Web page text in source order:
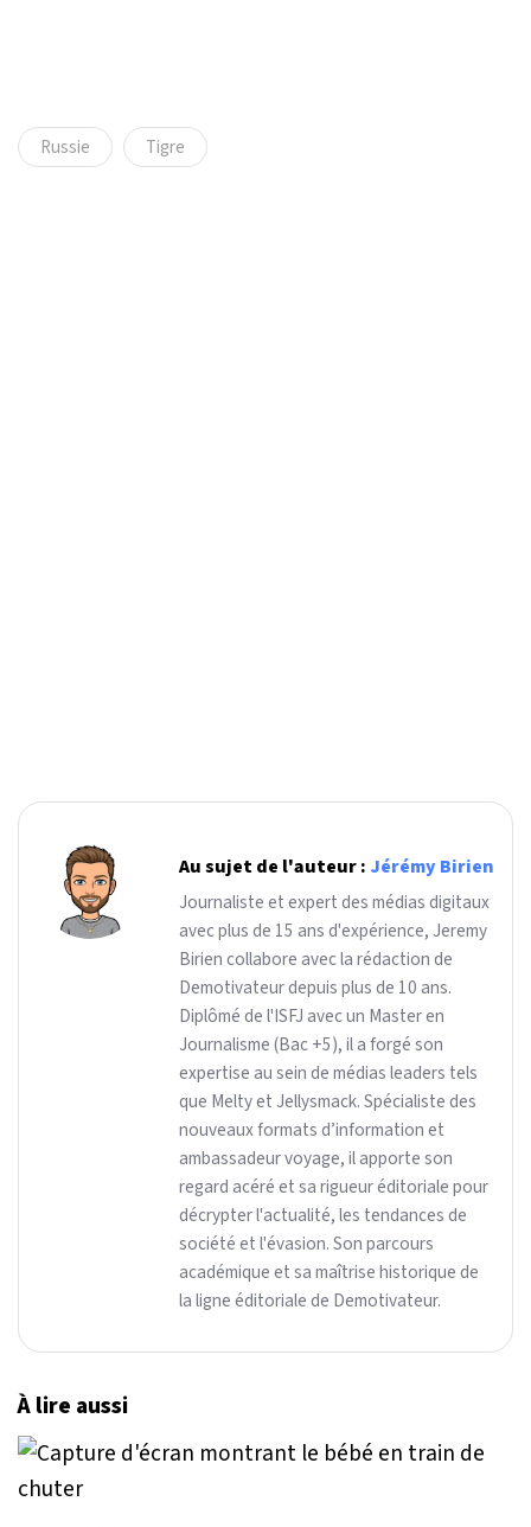
Russie Tigre
Au sujet de l'auteur : Jérémy Birien
Journaliste et expert des médias digitaux
avec plus de 15 ans d'expérience, Jeremy
Birien collabore avec la rédaction de
Demotivateur depuis plus de 10 ans.
Diplômé de l'ISFJ avec un Master en
Journalisme (Bac +5), il a forgé son
expertise au sein de médias leaders tels
que Melty et Jellysmack. Spécialiste des
nouveaux formats d’information et
ambassadeur voyage, il apporte son
regard acéré et sa rigueur éditoriale pour
décrypter l'actualité, les tendances de
société et l'évasion. Son parcours
académique et sa maîtrise historique de
la ligne éditoriale de Demotivateur.
À lire aussi